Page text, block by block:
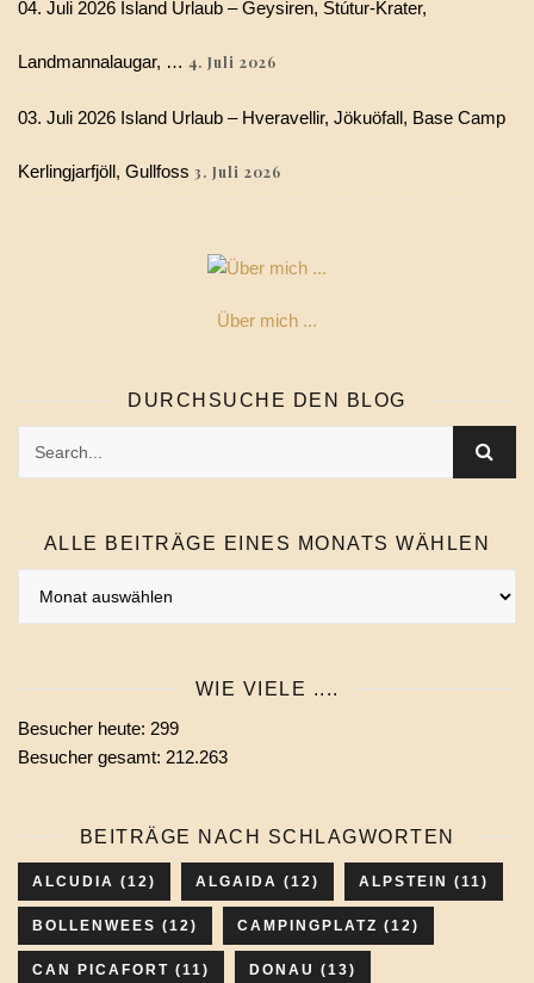
04. Juli 2026 Island Urlaub – Geysiren, Stútur-Krater,
Landmannalaugar, … 4. Juli 2026
03. Juli 2026 Island Urlaub – Hveravellir, Jökuöfall, Base Camp
Kerlingjarfjöll, Gullfoss 3. Juli 2026
Über mich ...
DURCHSUCHE DEN BLOG
ALLE BEITRÄGE EINES MONATS WÄHLEN
wählen
WIE VIELE ....
Besucher heute: 299
Besucher gesamt: 212.263
BEITRÄGE NACH SCHLAGWORTEN
ALCUDIA (12) ALGAIDA (12) ALPSTEIN (11)
BOLLENWEES (12) CAMPINGPLATZ (12)
CAN PICAFORT (11) DONAU (13)